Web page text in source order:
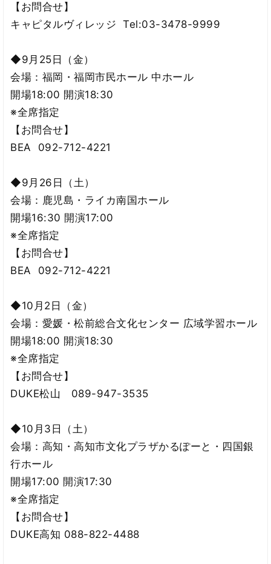
【お問合せ】
キャピタルヴィレッジ Tel:03-3478-9999
◆9月25日（金）
会場：福岡・福岡市民ホール 中ホール
開場18:00 開演18:30
※全席指定
【お問合せ】
BEA 092-712-4221
◆9月26日（土）
会場：鹿児島・ライカ南国ホール
開場16:30 開演17:00
※全席指定
【お問合せ】
BEA 092-712-4221
◆10月2日（金）
会場：愛媛・松前総合文化センター 広域学習ホール
開場18:00 開演18:30
※全席指定
【お問合せ】
DUKE松山 089-947-3535
◆10月3日（土）
会場：高知・高知市文化プラザかるぽーと・四国銀
行ホール
開場17:00 開演17:30
※全席指定
【お問合せ】
DUKE高知 088-822-4488